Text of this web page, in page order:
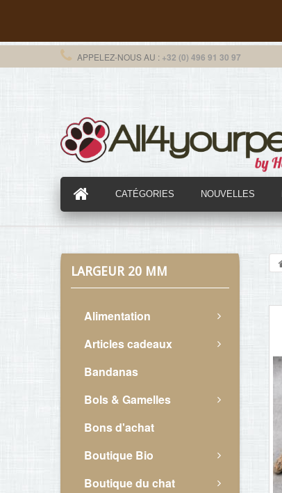
APPELEZ-NOUS AU : +32 (0) 496 91 30 97
CATÉGORIES NOUVELLES
LARGEUR 20 MM
Alimentation
Articles cadeaux
Bandanas
Bols & Gamelles
Bons d'achat
Boutique Bio
Boutique du chat